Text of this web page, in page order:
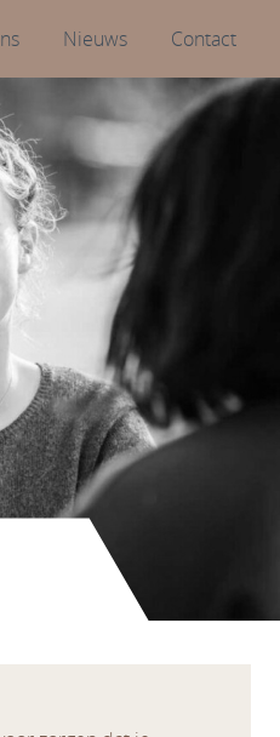
Nieuws Contact